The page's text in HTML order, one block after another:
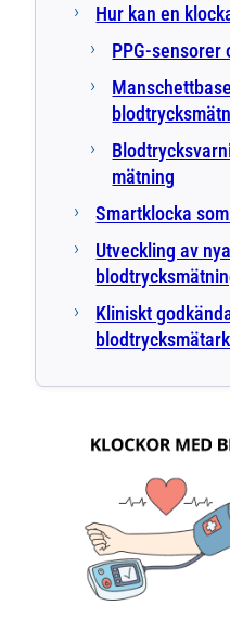
Hur kan en
PPG-sensorer
mätning
Smartklocka
Utveckling av
Kliniskt